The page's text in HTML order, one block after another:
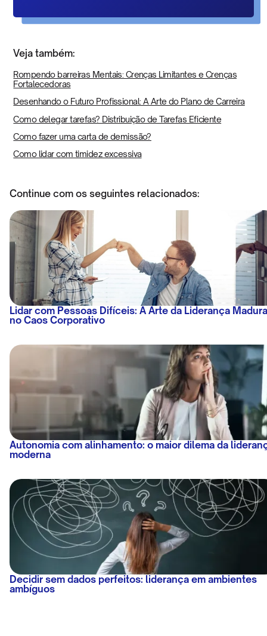
Veja também:
Rompendo barreiras Mentais: Crenças Limitantes e Crenças
Fortalecedoras
Desenhando o Futuro Profissional: A Arte do Plano de Carreira
Como delegar tarefas? Distribuição de Tarefas Eficiente
Como fazer uma carta de demissão?
Como lidar com timidez excessiva
Continue com os seguintes relacionados:
Lidar com Pessoas Difíceis: A Arte da Liderança Madura
no Caos Corporativo
Autonomia com alinhamento: o maior dilema da
moderna
Decidir sem dados perfeitos: liderança em ambientes
ambíguos